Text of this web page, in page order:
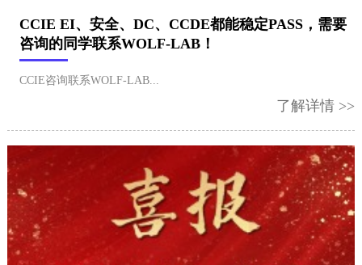
CCIE EI、安全、DC、CCDE都能稳定PASS，需要
咨询的同学联系WOLF-LAB！
CCIE咨询联系WOLF-LAB...
了解详情 >>